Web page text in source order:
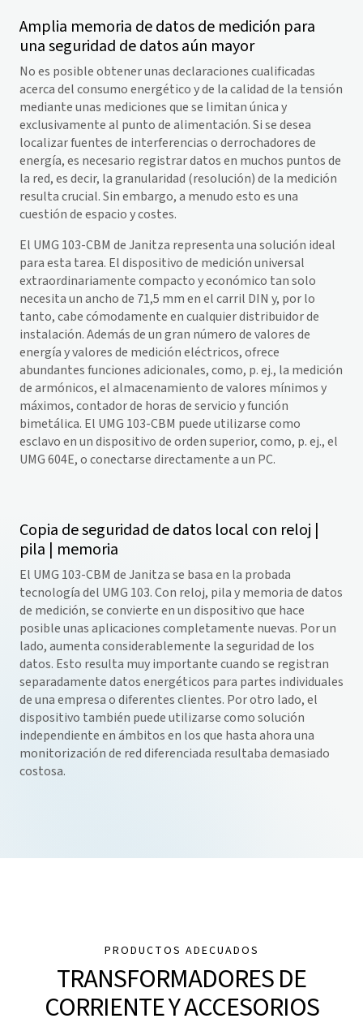
Amplia memoria de datos de medición para
una seguridad de datos aún mayor
No es posible obtener unas declaraciones cualificadas
acerca del consumo energético y de la calidad de la tensión
mediante unas mediciones que se limitan única y
exclusivamente al punto de alimentación. Si se desea
localizar fuentes de interferencias o derrochadores de
energía, es necesario registrar datos en muchos puntos de
la red, es decir, la granularidad (resolución) de la medición
resulta crucial. Sin embargo, a menudo esto es una
cuestión de espacio y costes.
El UMG 103-CBM de Janitza representa una solución ideal
para esta tarea. El dispositivo de medición universal
extraordinariamente compacto y económico tan solo
necesita un ancho de 71,5 mm en el carril DIN y, por lo
tanto, cabe cómodamente en cualquier distribuidor de
instalación. Además de un gran número de valores de
energía y valores de medición eléctricos, ofrece
abundantes funciones adicionales, como, p. ej., la medición
de armónicos, el almacenamiento de valores mínimos y
máximos, contador de horas de servicio y función
bimetálica. El UMG 103-CBM puede utilizarse como
esclavo en un dispositivo de orden superior, como, p. ej., el
UMG 604E, o conectarse directamente a un PC.
Copia de seguridad de datos local con reloj |
pila | memoria
El UMG 103-CBM de Janitza se basa en la probada
tecnología del UMG 103. Con reloj, pila y memoria de datos
de medición, se convierte en un dispositivo que hace
posible unas aplicaciones completamente nuevas. Por un
lado, aumenta considerablemente la seguridad de los
datos. Esto resulta muy importante cuando se registran
separadamente datos energéticos para partes individuales
de una empresa o diferentes clientes. Por otro lado, el
dispositivo también puede utilizarse como solución
independiente en ámbitos en los que hasta ahora una
monitorización de red diferenciada resultaba demasiado
costosa.
PRODUCTOS ADECUADOS
TRANSFORMADORES DE
CORRIENTE Y ACCESORIOS